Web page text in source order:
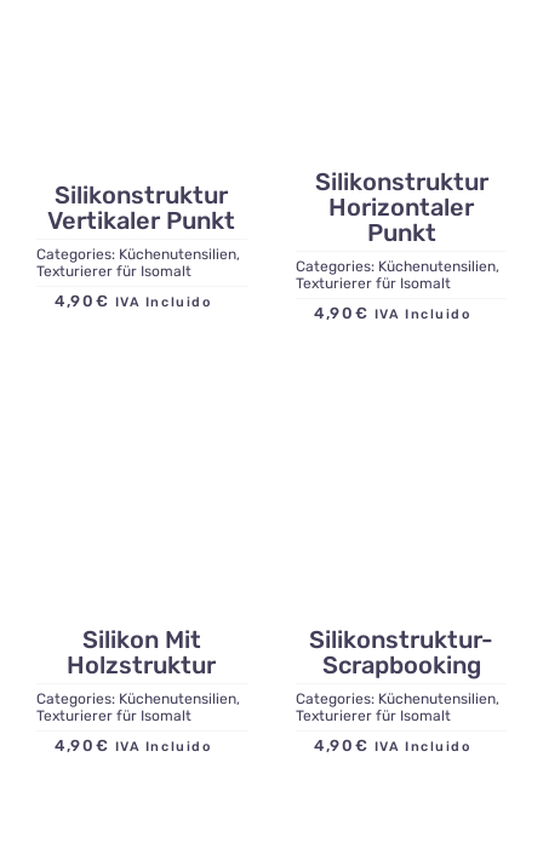
Silikonstruktur
Vertikaler Punkt
Categories: Küchenutensilien,
Texturierer für Isomalt
4,90 € IVA Incluido
Silikonstruktur
Horizontaler
Punkt
Categories: Küchenutensilien,
Texturierer für Isomalt
4,90 € IVA Incluido
Silikon Mit
Holzstruktur
Categories: Küchenutensilien,
Texturierer für Isomalt
4,90 € IVA Incluido
Silikonstruktur-
Scrapbooking
Categories: Küchenutensilien,
Texturierer für Isomalt
4,90 € IVA Incluido